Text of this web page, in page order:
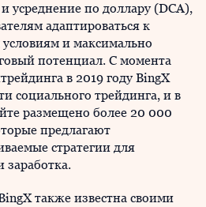
усреднение по доллару (DCA),
адаптироваться к
и максимально
потенциал. С момента
в 2019 году BingX
социального трейдинга, и в
размещено более 20 000
предлагают
стратегии для
заработка.
также известна своими